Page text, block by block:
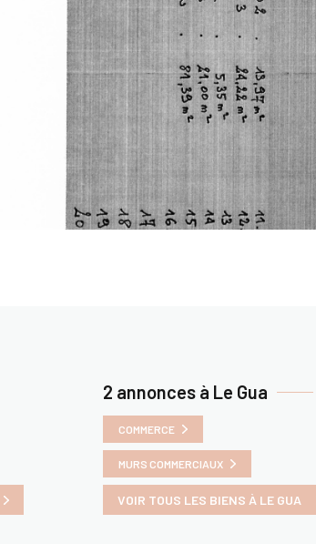
2 annonces à Le Gua
COMMERCE
MURS COMMERCIAUX
VOIR TOUS LES BIENS À LE GUA